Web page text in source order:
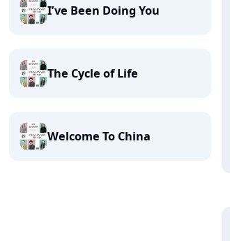
I’ve Been Doing You
The Cycle of Life
Welcome To China